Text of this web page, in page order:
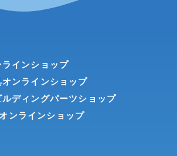
インショップ
ンラインショップ
ルディングパーツショップ
ンラインショップ